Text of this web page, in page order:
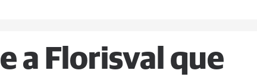
a Florisval que